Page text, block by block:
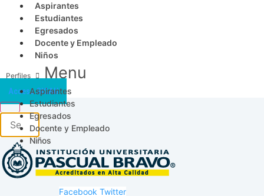
Aspirantes
Estudiantes
Egresados
Docente y Empleado
Niños
Menu
Aspirantes
Estudiantes
Egresados
Docente y Empleado
Niños
Acceso SICAU
Facebook Twitter